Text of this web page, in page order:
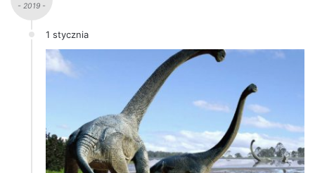
- 2019 -
1 stycznia